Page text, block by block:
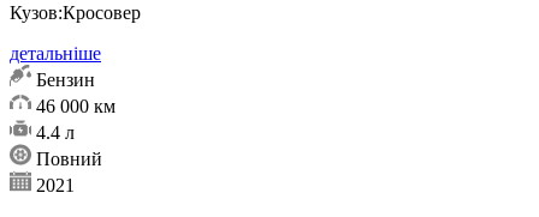
Кузов:Кросовер
детальніше
Бензин
46 000 км
4.4 л
Повний
2021